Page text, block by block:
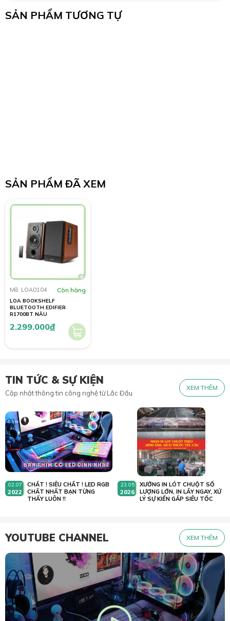
SẢN PHẨM TƯƠNG TỰ
SẢN PHẨM ĐÃ XEM
Mã: LOA0104 Còn hàng
LOA BOOKSHELF
BLUETOOTH EDIFIER
R1700BT NÂU
2.299.000đ
TIN TỨC & SỰ KIỆN
Cập nhật thông tin công nghệ từ Lắc Đầu
XEM THÊM
02.07
2022
CHẤT ! SIÊU CHẤT ! LED RGB
CHẤT NHẤT BẠN TỪNG
THẤY LUÔN !!
23.05
2026
XƯỞNG IN LÓT CHUỘT SỐ
LƯỢNG LỚN, IN LẤY NGAY, XỬ
LÝ SỰ KIẾN GẤP SIÊU TỐC
YOUTUBE CHANNEL XEM THÊM